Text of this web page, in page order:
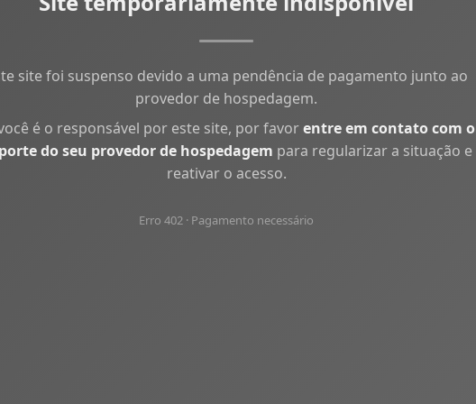
site foi suspenso devido a uma pendência de pagamento junto ao
provedor de hospedagem.
é o responsável por este site, por favorentre em contato com o
do seu provedor de hospedagem para regularizar a situação e
reativar o acesso.
Erro 402 · Pagamento necessário